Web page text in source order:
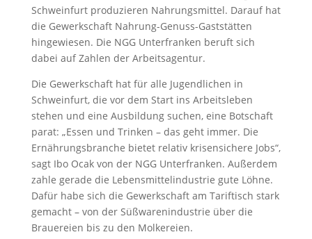
Schweinfurt produzieren Nahrungsmittel. Darauf hat
die Gewerkschaft Nahrung-Genuss-Gaststätten
hingewiesen. Die NGG Unterfranken beruft sich
dabei auf Zahlen der Arbeitsagentur.
Die Gewerkschaft hat für alle Jugendlichen in
Schweinfurt, die vor dem Start ins Arbeitsleben
stehen und eine Ausbildung suchen, eine Botschaft
parat: „Essen und Trinken – das geht immer. Die
Ernährungsbranche bietet relativ krisensichere Jobs“,
sagt Ibo Ocak von der NGG Unterfranken. Außerdem
zahle gerade die Lebensmittelindustrie gute Löhne.
Dafür habe sich die Gewerkschaft am Tariftisch stark
gemacht – von der Süßwarenindustrie über die
Brauereien bis zu den Molkereien.